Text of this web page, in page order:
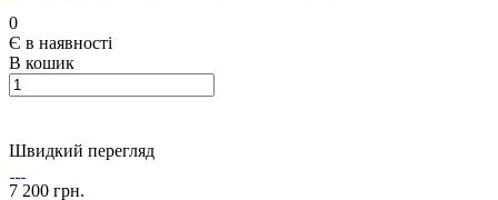
0
Є в наявності
В кошик
Швидкий перегляд
7 200 грн.